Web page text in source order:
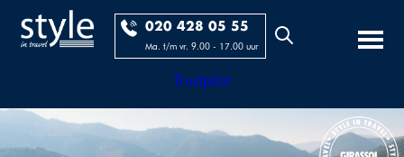
020 428 05 55
Ma. t/m vr. 9.00 - 17.00 uur
Trustpilot